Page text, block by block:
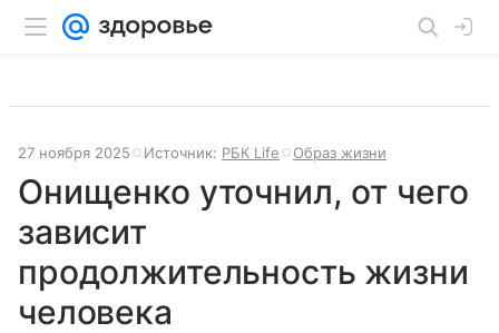
27 ноября 2025 Источник: РБК Life Образ жизни
Онищенко уточнил, от чего
зависит
продолжительность жизни
человека